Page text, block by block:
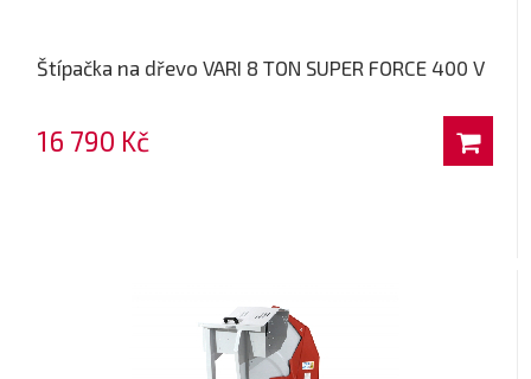
Štípačka na dřevo VARI 8 TON SUPER FORCE 400 V
16 790 Kč